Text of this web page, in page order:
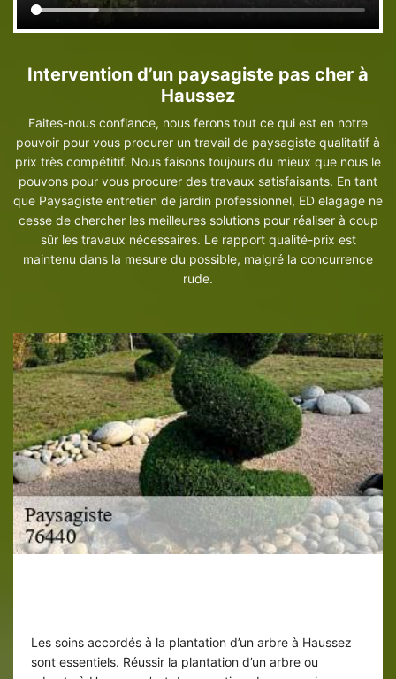
Intervention d’un paysagiste pas cher à
Haussez
Faites-nous confiance, nous ferons tout ce qui est en notre
pouvoir pour vous procurer un travail de paysagiste qualitatif à
prix très compétitif. Nous faisons toujours du mieux que nous le
pouvons pour vous procurer des travaux satisfaisants. En tant
que Paysagiste entretien de jardin professionnel, ED elagage ne
cesse de chercher les meilleures solutions pour réaliser à coup
sûr les travaux nécessaires. Le rapport qualité-prix est
maintenu dans la mesure du possible, malgré la concurrence
rude.
Les soins accordés à la plantation d’un arbre à Haussez
sont essentiels. Réussir la plantation d’un arbre ou